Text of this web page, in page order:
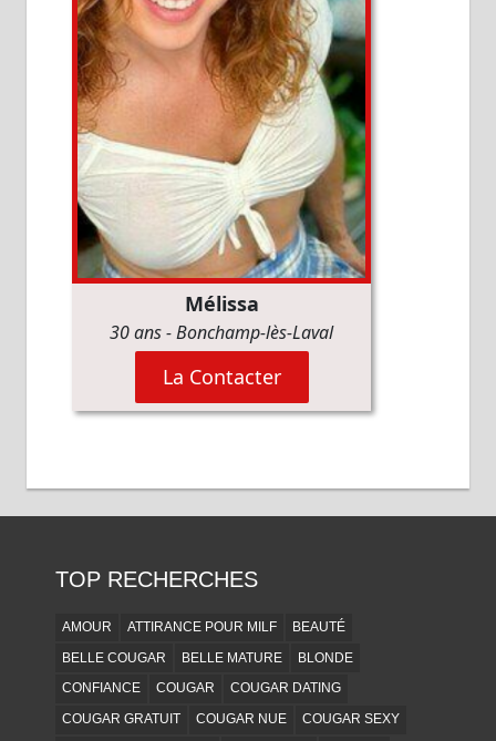
TOP RECHERCHES
AMOUR ATTIRANCE POUR MILF
BEAUTÉ
BELLE COUGAR
BELLE MATURE
BLONDE
CONFIANCE
COUGAR
COUGAR DATING
COUGAR GRATUIT
COUGAR NUE
COUGAR SEXY